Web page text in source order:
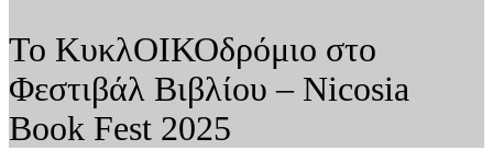
Το ΚυκλΟΙΚΟδρόμιο στο
Φεστιβάλ Βιβλίου – Nicosia
Book Fest 2025